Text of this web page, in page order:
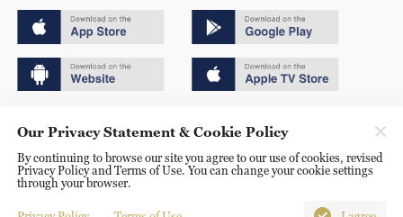
京ICP备20000184号
京公网安备 11010502050052号
Disinformation report hotline: 010-85061466
Our Privacy Statement & Cookie Policy
By continuing to browse our site you agree to our use of cookies, revised
Privacy Policy and Terms of Use. You can change your cookie settings
through your browser.